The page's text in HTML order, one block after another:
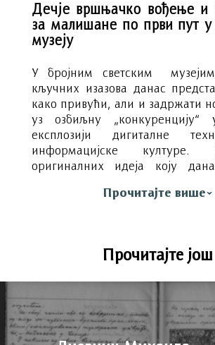
Дечје вршњачко вођење и
за малишане по први пут
музеју
У бројним светским
кључних изазова данас
како привући, али и задржати
уз озбиљну „конкуренцију“
експлозији дигиталне
информацијске
оригиналних идеја коју
промовише неколико
вероватно лако
Вршњачко образовање
представља више реткост
заједницама. Практична
да се многи актуелни
свега за различите
Прочитајте више
Прочитајте још